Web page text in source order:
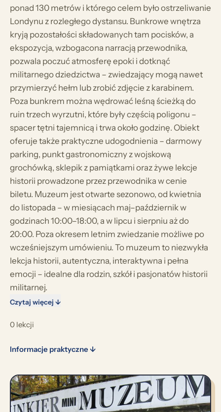
ponad 130 metrów i którego celem było ostrzeliwanie
Londynu z rozległego dystansu. Bunkrowe wnętrza
kryją pozostałości składowanych tam pocisków, a
ekspozycja, wzbogacona narracją przewodnika,
pozwala poczuć atmosferę epoki i dotknąć
militarnego dziedzictwa – zwiedzający mogą nawet
przymierzyć hełm lub zrobić zdjęcie z karabinem.
Poza bunkrem można wędrować leśną ścieżką do
ruin trzech wyrzutni, które były częścią poligonu –
spacer tętni tajemnicą i trwa około godzinę. Obiekt
oferuje także praktyczne udogodnienia – darmowy
parking, punkt gastronomiczny z wojskową
grochówką, sklepik z pamiątkami oraz żywe lekcje
historii prowadzone przez przewodnika w cenie
biletu. Muzeum jest otwarte sezonowo, od kwietnia
do listopada – w miesiącach maj–październik w
godzinach 10:00–18:00, a w lipcu i sierpniu aż do
20:00. Poza okresem letnim zwiedzanie możliwe po
wcześniejszym umówieniu. To muzeum to niezwykła
lekcja historii, autentyczna, interaktywna i pełna
emocji – idealne dla rodzin, szkół i pasjonatów historii
militarnej.
Czytaj więcej ↓
0 lekcji
Informacje praktyczne ↓